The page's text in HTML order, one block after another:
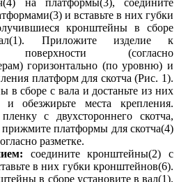
на платформы(3), соедините
и вставьте в них губки
кронштейны в сборе
Приложите изделие к
поверхности (согласно
горизонтально (по уровню) и
платформ для скотча (Рис. 1).
сборе с вала и достаньте из них
и обезжирьте места крепления.
с двухстороннего скотча,
платформы для скотча(4)
разметке.
соедините кронштейны(2) с
в них губки кронштейнов(6).
в сборе установите в вал(1).